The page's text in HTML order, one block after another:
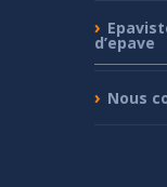
d’epave
Nous